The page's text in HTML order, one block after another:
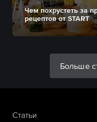
Чем похрустеть за
рецептов от START
Больше
Статьи